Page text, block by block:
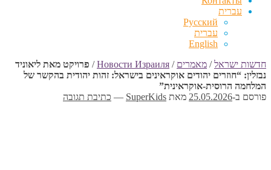
עברית
Русский
עברית
English
חדשות ישראל/ מאמרים /
Новости Израиля
/ פרויקט מאת ליאוניד
נבזלין: “חוזרים יהודים אוקראינים בישראל: זהות יהודית בהקשר של
המלחמה הרוסית-אוקראינית”
פורסם ב-25.05.2026 מאת SuperKids
— כתיבת תגובה